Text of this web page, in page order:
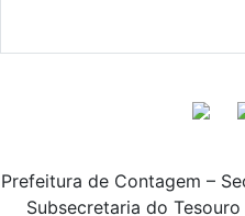
Prefeitura de Contagem –
Subsecretaria do